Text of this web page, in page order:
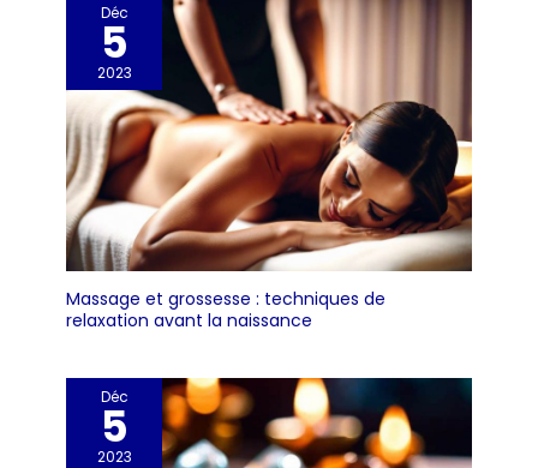
Déc
5
2023
Massage et grossesse : techniques de
relaxation avant la naissance
Déc
5
2023